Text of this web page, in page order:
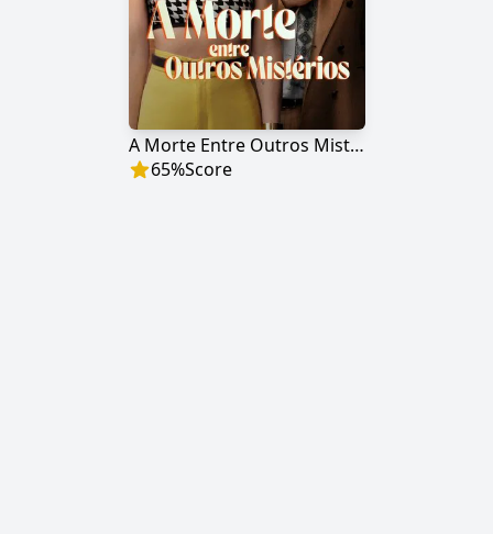
A Morte Entre Outros Mistérios
65%Score